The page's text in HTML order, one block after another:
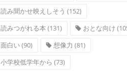
読み聞かせ映えしそう (152)
読みつがれる本 (131) おとな向け
面白い(90) 想像力 (81)
小学校低学年から (73)